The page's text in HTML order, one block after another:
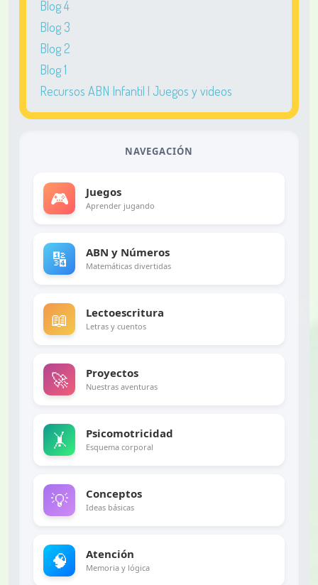
Blog 4
Blog 3
Blog 2
Blog 1
Recursos ABN Infantil | Juegos y videos
NAVEGACIÓN
🎮 Juegos
Aprender jugando
🔢 ABN y Números
Matemáticas divertidas
📖 Lectoescritura
Letras y cuentos
🚀 Proyectos
Nuestras aventuras
🤸 Psicomotricidad
Esquema corporal
💡 Conceptos
Ideas básicas
🧠 Atención
Memoria y lógica